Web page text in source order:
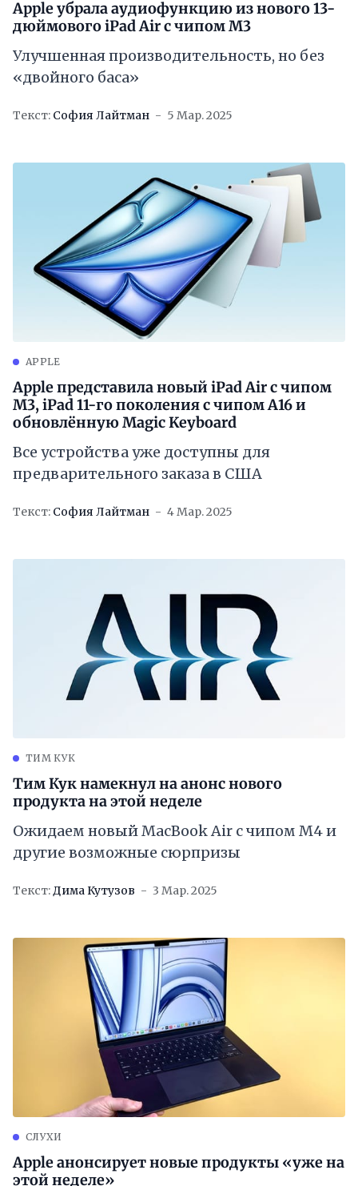
Apple убрала аудиофункцию из нового 13-
дюймового iPad Air с чипом M3
Улучшенная производительность, но без
«двойного баса»
Текст: София Лайтман 5 Мар. 2025
APPLE
Apple представила новый iPad Air с чипом
M3, iPad 11-го поколения с чипом A16 и
обновлённую Magic Keyboard
Все устройства уже доступны для
предварительного заказа в США
Текст: София Лайтман 4 Мар. 2025
ТИМ КУК
Тим Кук намекнул на анонс нового
продукта на этой неделе
Ожидаем новый MacBook Air с чипом M4 и
другие возможные сюрпризы
Текст:Дима Кутузов 3 Мар. 2025
СЛУХИ
Apple анонсирует новые продукты «уже на
этой неделе»